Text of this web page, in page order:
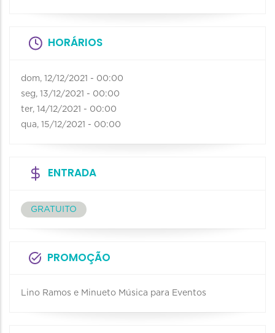
HORÁRIOS
dom, 12/12/2021 - 00:00
seg, 13/12/2021 - 00:00
ter, 14/12/2021 - 00:00
qua, 15/12/2021 - 00:00
ENTRADA
GRATUITO
PROMOÇÃO
Lino Ramos e Minueto Música para Eventos